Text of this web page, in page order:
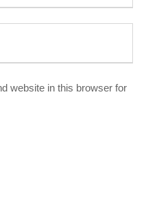
website in this browser for